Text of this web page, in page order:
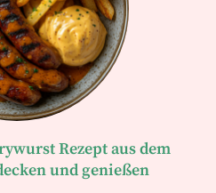
Rezept aus dem
und genießen